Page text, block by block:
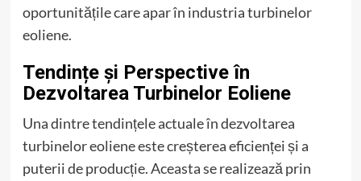
oportunitățile care apar în industria turbinelor
eoliene.
Tendințe și Perspective în
Dezvoltarea Turbinelor Eoliene
Una dintre tendințele actuale în dezvoltarea
turbinelor eoliene este creșterea eficienței și a
puterii de producție. Aceasta se realizează prin